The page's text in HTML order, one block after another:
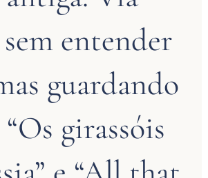
entender
guardando
girassóis